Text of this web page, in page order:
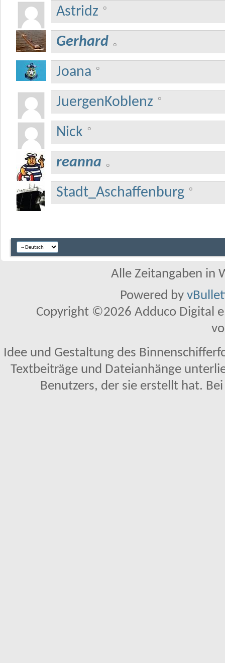
Astridz
Gerhard
Joana
JuergenKoblenz
Nick
reanna
Stadt_Aschaffenburg
Alle Zeitangaben in
Powered by
Copyright ©2026 Adduco Digital
Idee und Gestaltung des
Textbeiträge und Dateianhänge
Benutzers, der sie erstellt hat.